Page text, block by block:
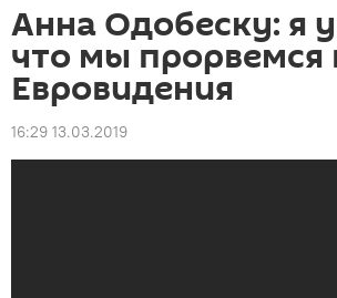
Анна Одобеску: я
что мы прорвемся
Евровидения
16:29 13.03.2019